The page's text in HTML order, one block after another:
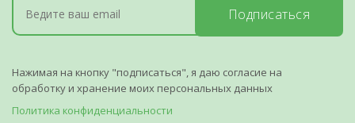
Подписаться
Нажимая на кнопку "подписаться", я даю согласие на
обработку и хранение моих персональных данных
Политика конфиденциальности